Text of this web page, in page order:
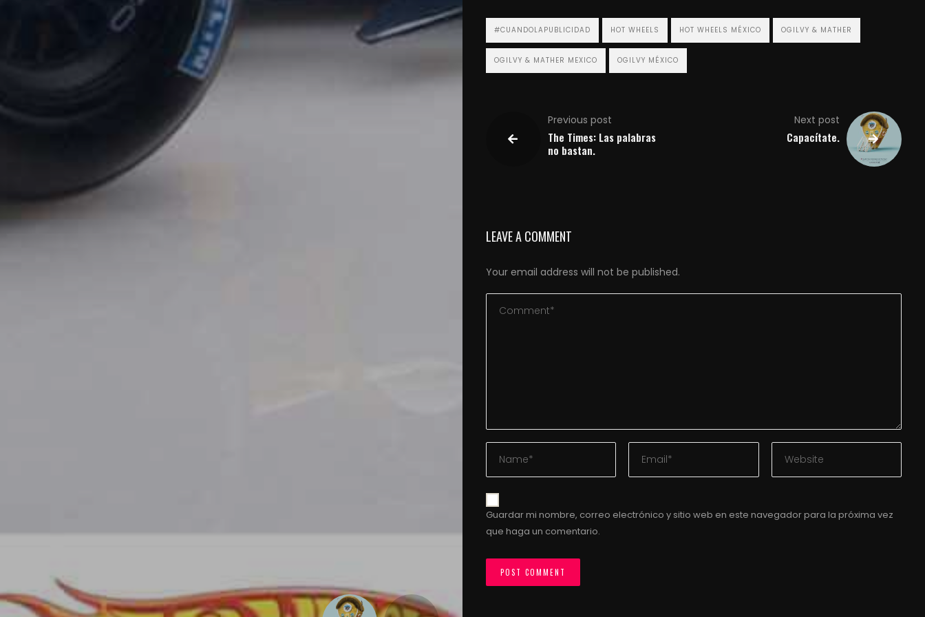
#CUANDOLAPUBLICIDAD HOT WHEELS HOT WHEELS MÉXICO OGILVY & MATHER
OGILVY & MATHER MEXICO OGILVY MÉXICO
Previous post
The Times: Las palabras
no bastan.
Next post
Capacítate.
LEAVE A COMMENT
Your email address will not be published.
Guardar mi nombre, correo electrónico y sitio web en este navegador para la próxima vez
que haga un comentario.